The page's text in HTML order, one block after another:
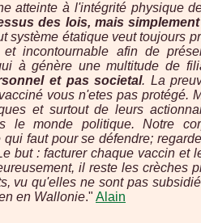
atteinte à l'intégrité physique
des lois, mais
système étatique veut toujours
incontournable afin de
à génère une multitude de
et pas societal. La
vous n'etes pas protégé.
et surtout de leurs
le monde politique. Notre
faut pour se défendre;
but : facturer chaque vaccin et
il reste les crèches
vu qu'elles ne sont pas
en Wallonie." Alain